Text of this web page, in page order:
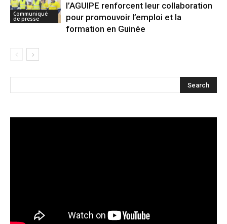
Communiqué
de presse
l’AGUIPE renforcent leur collaboration
pour promouvoir l’emploi et la
formation en Guinée